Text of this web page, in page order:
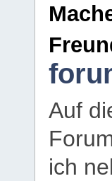
Auf
ich